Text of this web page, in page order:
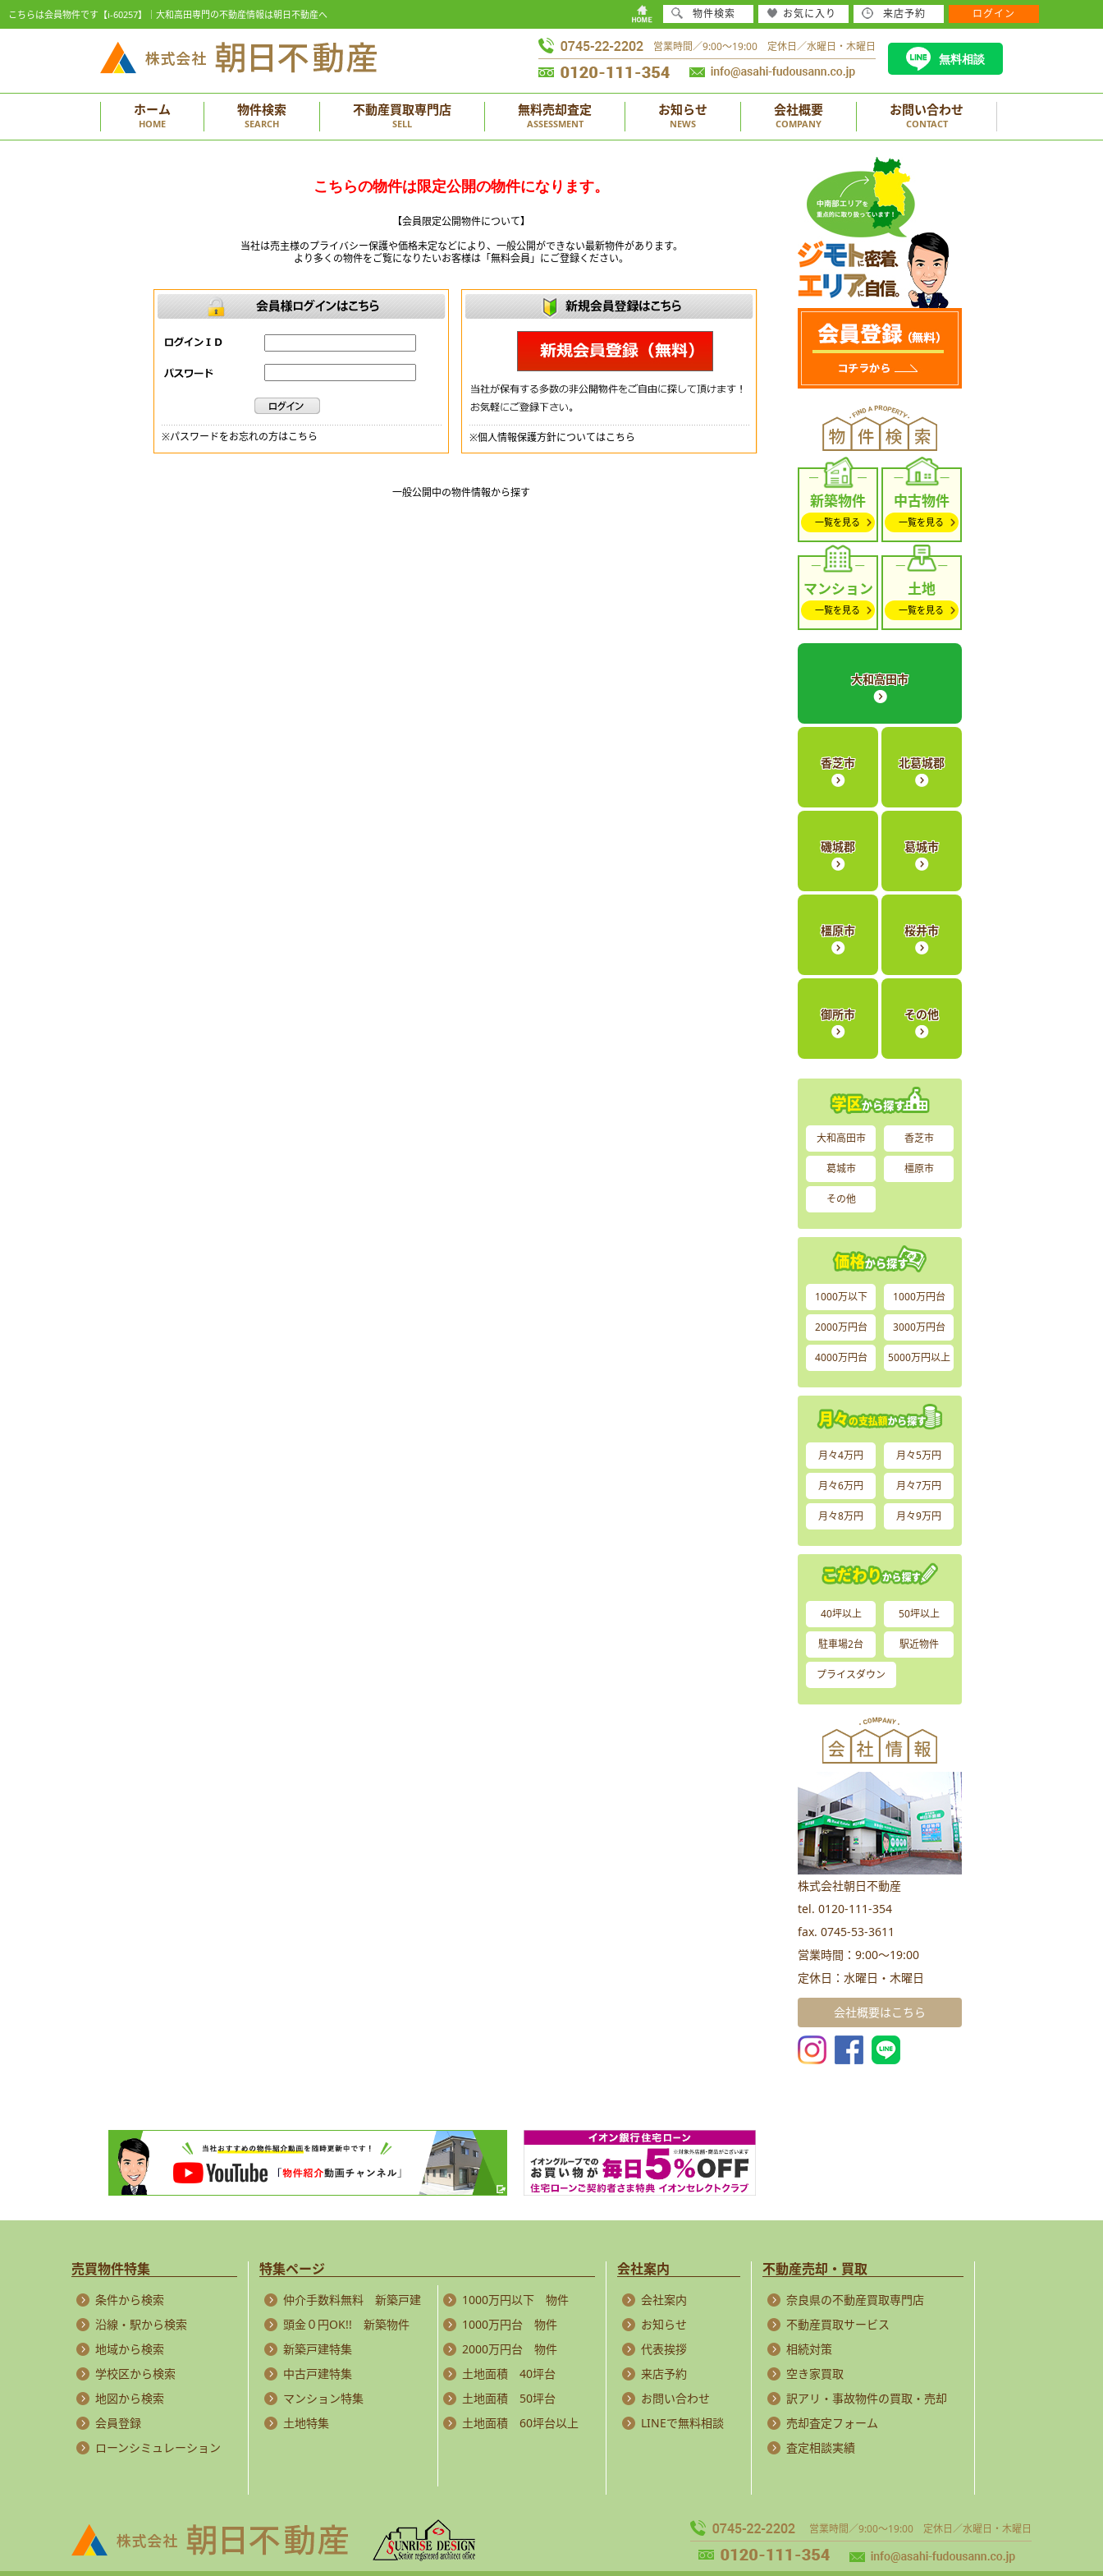
こちらは会員物件です【i-60257】｜大和高田専門の不動産情報は朝日不動産へ
営業時間／9:00～19:00 定休日／水曜日・木曜日
無料相談
ホーム
HOME
物件検索
SEARCH
不動産買取専門店
SELL
無料売却査定
ASSESSMENT
お知らせ
NEWS
会社概要
COMPANY
お問い合わせ
CONTACT
こちらの物件は限定公開の物件になります。
【会員限定公開物件について】
当社は売主様のプライバシー保護や価格未定などにより、一般公開ができない最新物件があります。
より多くの物件をご覧になりたいお客様は「無料会員」にご登録ください。
※パスワードをお忘れの方はこちら ※個人情報保護方針についてはこちら
一般公開中の物件情報から探す 新築物件
一覧を見る
中古物件
一覧を見る
マンション
一覧を見る
土地
一覧を見る
大和高田市
香芝市 北葛城郡
磯城郡 葛城市
橿原市 桜井市
御所市 その他
大和高田市 香芝市
葛城市 橿原市
その他
1000万以下 1000万円台
2000万円台 3000万円台
4000万円台 5000万円以上
月々4万円 月々5万円
月々6万円 月々7万円
月々8万円 月々9万円
40坪以上 50坪以上
駐車場2台 駅近物件
プライスダウン
株式会社朝日不動産
tel. 0120-111-354
fax. 0745-53-3611
営業時間：9:00～19:00
定休日：水曜日・木曜日
会社概要はこちら
売買物件特集
条件から検索
沿線・駅から検索
地域から検索
学校区から検索
地図から検索
会員登録
ローンシミュレーション
特集ページ
仲介手数料無料 新築戸建
頭金０円OK!! 新築物件
新築戸建特集
中古戸建特集
マンション特集
土地特集
1000万円以下 物件
1000万円台 物件
2000万円台 物件
土地面積 40坪台
土地面積 50坪台
土地面積 60坪台以上
会社案内
会社案内
お知らせ
代表挨拶
来店予約
お問い合わせ
LINEで無料相談
不動産売却・買取
奈良県の不動産買取専門店
不動産買取サービス
相続対策
空き家買取
訳アリ・事故物件の買取・売却
売却査定フォーム
査定相談実績
営業時間／9:00～19:00 定休日／水曜日・木曜日
物件検索 お気に入り 来店予約 ログイン